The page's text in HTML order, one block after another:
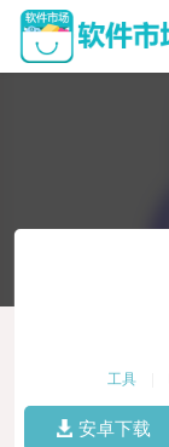
工具
安卓下载